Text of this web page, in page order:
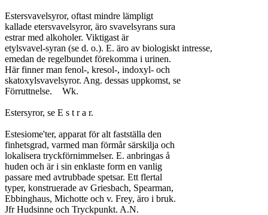
Estersvavelsyror, oftast mindre lämpligt
kallade etersvavelsyror, äro svavelsyrans sura
estrar med alkoholer. Viktigast är
etylsvavel-syran (se d. o.). E. äro av biologiskt intresse,
emedan de regelbundet förekomma i urinen.
Här finner man fenol-, kresol-, indoxyl- och
skatoxylsvavelsyror. Ang. dessas uppkomst, se
Förruttnelse.	Wk.
Estersyror, se E s t r a r.
Estesiome'ter, apparat för alt fastställa den
finhetsgrad, varmed man förmår särskilja och
lokalisera tryckförnimmelser. E. anbringas å
huden och är i sin enklaste form en vanlig
passare med avtrubbade spetsar. Ett flertal
typer, konstruerade av Griesbach, Spearman,
Ebbinghaus, Michotte och v. Frey, äro i bruk.
Jfr Hudsinne och Tryckpunkt. A.N.